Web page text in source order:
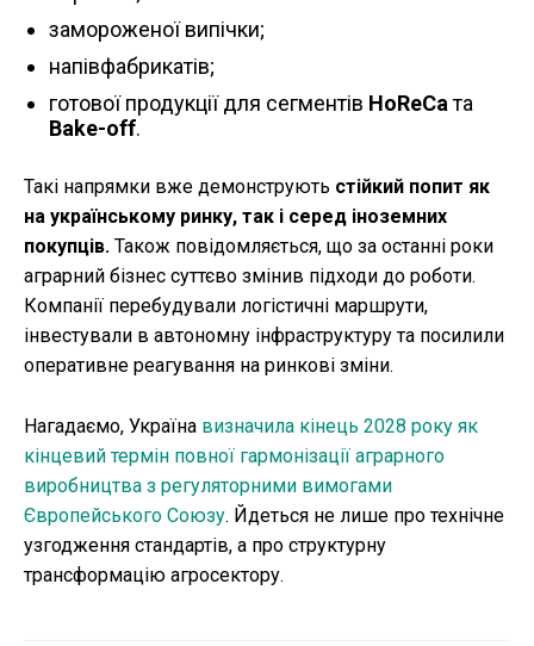
замороженої випічки;
напівфабрикатів;
готової продукції для сегментів HoReCaта
Bake-off.
Такі напрямки вже демонструють стійкий попит як
на українському ринку, так і серед іноземних
покупців. Також повідомляється, що за останні роки
аграрний бізнес суттєво змінив підходи до роботи.
Компанії перебудували логістичні маршрути,
інвестували в автономну інфраструктуру та посилили
оперативне реагування на ринкові зміни.
Нагадаємо, Україна визначила кінець 2028 року як
кінцевий термін повної гармонізації аграрного
виробництва з регуляторними вимогами
Європейського Союзу. Йдеться не лише про технічне
узгодження стандартів, а про структурну
трансформацію агросектору.